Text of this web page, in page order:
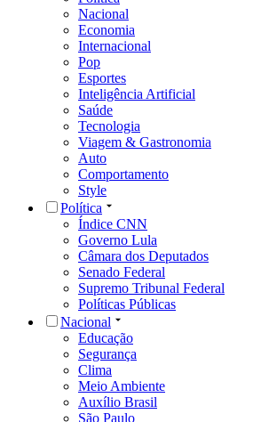
Nacional
Economia
Internacional
Pop
Esportes
Inteligência Artificial
Saúde
Tecnologia
Viagem & Gastronomia
Auto
Comportamento
Style
Política
Índice CNN
Governo Lula
Câmara dos Deputados
Senado Federal
Supremo Tribunal Federal
Políticas Públicas
Nacional
Educação
Segurança
Clima
Meio Ambiente
Auxílio Brasil
São Paulo